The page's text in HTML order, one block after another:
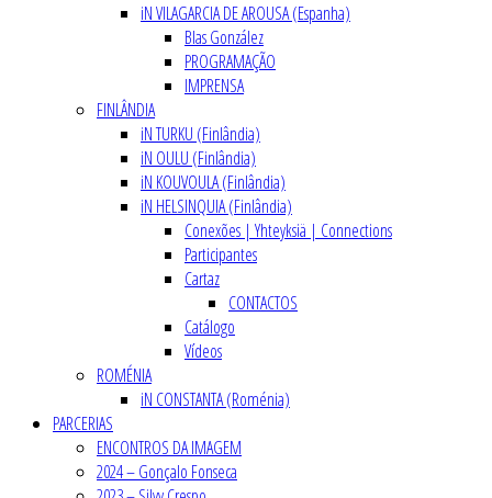
iN VILAGARCIA DE AROUSA (Espanha)
Blas González
PROGRAMAÇÃO
IMPRENSA
FINLÂNDIA
iN TURKU (Finlândia)
iN OULU (Finlândia)
iN KOUVOULA (Finlândia)
iN HELSINQUIA (Finlândia)
Conexões | Yhteyksiä | Connections
Participantes
Cartaz
CONTACTOS
Catálogo
Vídeos
ROMÉNIA
iN CONSTANTA (Roménia)
PARCERIAS
ENCONTROS DA IMAGEM
2024 – Gonçalo Fonseca